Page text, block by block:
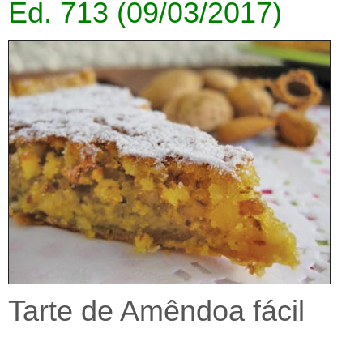
Ed. 713 (09/03/2017)
Tarte de Amêndoa fácil